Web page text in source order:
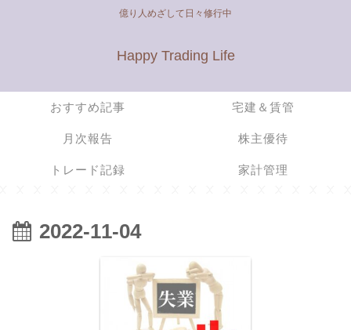
億り人めざして日々修行中
Happy Trading Life
おすすめ記事 宅建＆賃管
月次報告 株主優待
トレード記録 家計管理
2022-11-04